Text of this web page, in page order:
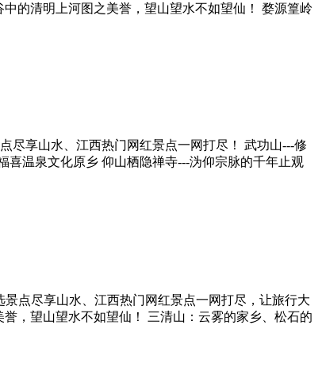
的清明上河图之美誉，望山望水不如望仙！ 婺源篁岭
尽享山水、江西热门网红景点一网打尽！ 武功山---修
喜温泉文化原乡 仰山栖隐禅寺---沩仰宗脉的千年止观
景点尽享山水、江西热门网红景点一网打尽，让旅行大
，望山望水不如望仙！ 三清山：云雾的家乡、松石的